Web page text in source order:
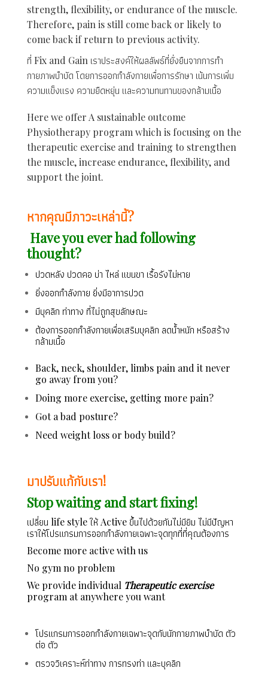
strength, flexibility, or endurance of the muscle.
Therefore, pain is still come back or likely to
come back if return to previous activity.
ที่ Fix and Gain เราประสงค์ให้ผลลัพธ์ที่ยั่งยืนจากการทำ
กายภาพบำบัด โดยการออกกำลังกายเพื่อการรักษา เน้นการเพิ่ม
ความแข็งแรง ความยืดหยุ่น และความทนทานของกล้ามเนื้อ
Here we offer A sustainable outcome
Physiotherapy program which is focusing on the
therapeutic exercise and training to strengthen
the muscle, increase endurance, flexibility, and
support the joint.
หากคุณมีภาวะเหล่านี้?
Have you ever had following
thought?
ปวดหลัง ปวดคอ บ่า ไหล่ แขนขา เรื้อรังไม่หาย
ยิ่งออกกำลังกาย ยิ่งมีอาการปวด
มีบุคลิก ท่าทาง ที่ไม่ถูกสุขลักษณะ
ต้องการออกกำลังกายเพื่อเสริมบุคลิก ลดน้ำหนัก หรือสร้าง
กล้ามเนื้อ
Back, neck, shoulder, limbs pain and it never
go away from you?
Doing more exercise, getting more pain?
Got a bad posture?
Need weight loss or body build?
มาปรับแก้กับเรา!
Stop waiting and start fixing!
เปลี่ยน life style ให้ Active ขึ้นไปด้วยกันไม่มียิม ไม่มีปัญหา
เราให้โปรแกรมการออกกำลังกายเฉพาะจุดทุกที่ที่คุณต้องการ
Become more active with us
No gym no problem
We provide individual Therapeutic exercise
program at anywhere you want
โปรแกรมการออกกำลังกายเฉพาะจุดกับนักกายภาพบำบัด ตัว
ต่อ ตัว
ตรวจวิเคราะห์ท่าทาง การทรงท่า และบุคลิก